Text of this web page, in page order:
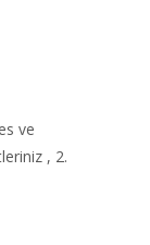
ve
, 2.